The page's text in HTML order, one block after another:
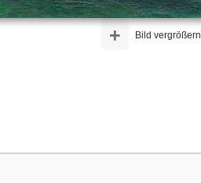
Bild vergrößern
+